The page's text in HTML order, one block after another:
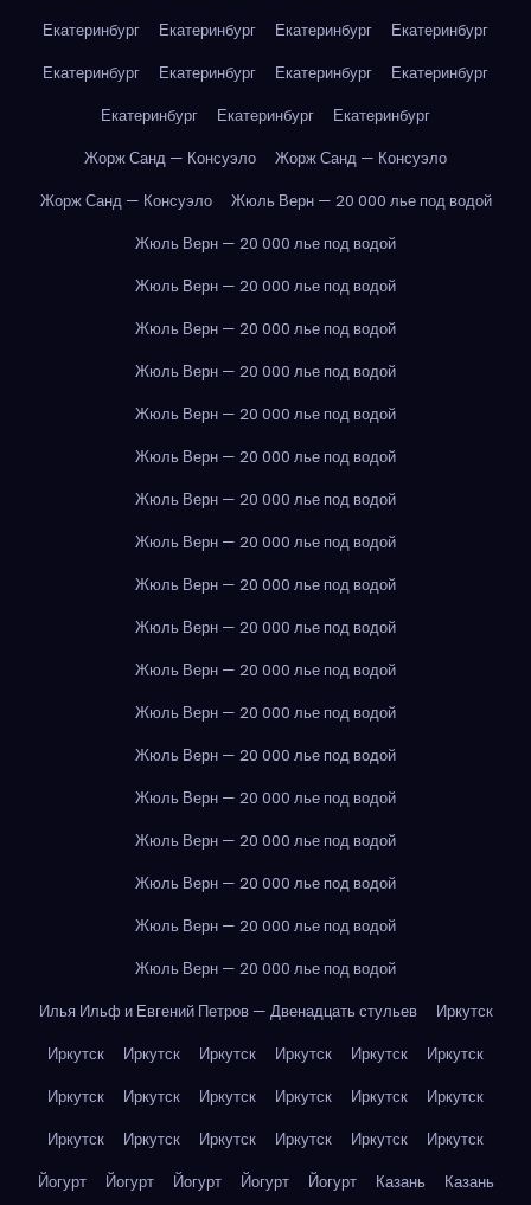
Екатеринбург
Екатеринбург Екатеринбург
Екатеринбург
Екатеринбург
Екатеринбург Екатеринбург
Екатеринбург
Екатеринбург
Екатеринбург
Екатеринбург
Жорж Санд — Консуэло
Жорж Санд — Консуэло
Жорж Санд — Консуэло
Жюль Верн — 20 000 лье под водой
Жюль Верн — 20 000 лье под водой
Жюль Верн — 20 000 лье под водой
Жюль Верн — 20 000 лье под водой
Жюль Верн — 20 000 лье под водой
Жюль Верн — 20 000 лье под водой
Жюль Верн — 20 000 лье под водой
Жюль Верн — 20 000 лье под водой
Жюль Верн — 20 000 лье под водой
Жюль Верн — 20 000 лье под водой
Жюль Верн — 20 000 лье под водой
Жюль Верн — 20 000 лье под водой
Жюль Верн — 20 000 лье под водой
Жюль Верн — 20 000 лье под водой
Жюль Верн — 20 000 лье под водой
Жюль Верн — 20 000 лье под водой
Жюль Верн — 20 000 лье под водой
Жюль Верн — 20 000 лье под водой
Жюль Верн — 20 000 лье под водой
Илья Ильф и Евгений Петров — Двенадцать стульев
Иркутск
Иркутск
Иркутск Иркутск Иркутск Иркутск
Иркутск
Иркутск
Иркутск Иркутск Иркутск Иркутск
Иркутск
Иркутск
Иркутск Иркутск Иркутск Иркутск
Иркутск
Йогурт
Йогурт Йогурт Йогурт Йогурт Казань
Казань